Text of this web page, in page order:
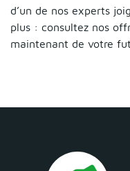
d’un de nos experts
plus : consultez nos
maintenant de votre